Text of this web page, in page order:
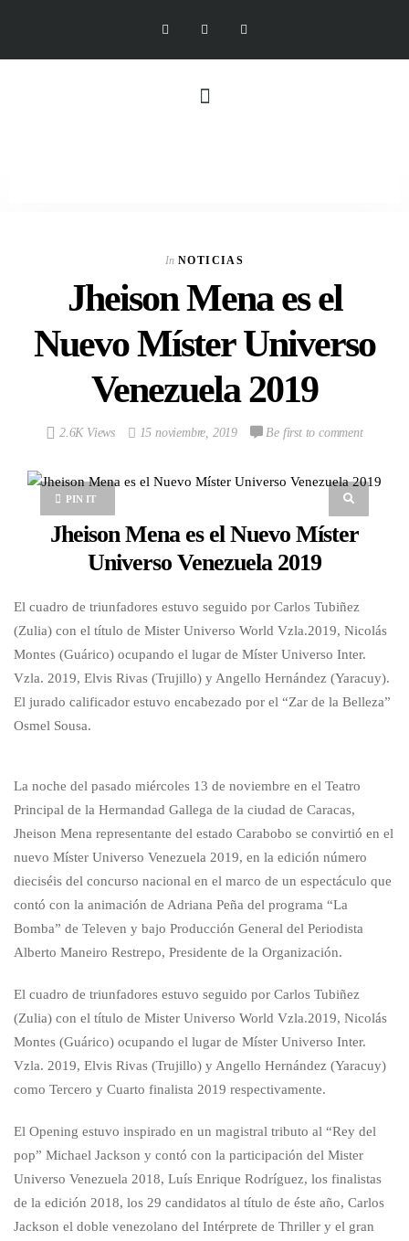
In NOTICIAS
Jheison Mena es el
Nuevo Míster Universo
Venezuela 2019
2.6K Views 15 noviembre, 2019 Be first to comment
PIN IT
Jheison Mena es el Nuevo Míster
Universo Venezuela 2019
El cuadro de triunfadores estuvo seguido por Carlos Tubiñez
(Zulia) con el título de Mister Universo World Vzla.2019, Nicolás
Montes (Guárico) ocupando el lugar de Míster Universo Inter.
Vzla. 2019, Elvis Rivas (Trujillo) y Angello Hernández (Yaracuy).
El jurado calificador estuvo encabezado por el “Zar de la Belleza”
Osmel Sousa.
La noche del pasado miércoles 13 de noviembre en el Teatro
Principal de la Hermandad Gallega de la ciudad de Caracas,
Jheison Mena representante del estado Carabobo se convirtió en el
nuevo Míster Universo Venezuela 2019, en la edición número
dieciséis del concurso nacional en el marco de un espectáculo que
contó con la animación de Adriana Peña del programa “La
Bomba” de Televen y bajo Producción General del Periodista
Alberto Maneiro Restrepo, Presidente de la Organización.
El cuadro de triunfadores estuvo seguido por Carlos Tubiñez
(Zulia) con el título de Mister Universo World Vzla.2019, Nicolás
Montes (Guárico) ocupando el lugar de Míster Universo Inter.
Vzla. 2019, Elvis Rivas (Trujillo) y Angello Hernández (Yaracuy)
como Tercero y Cuarto finalista 2019 respectivamente.
El Opening estuvo inspirado en un magistral tributo al “Rey del
pop” Michael Jackson y contó con la participación del Mister
Universo Venezuela 2018, Luís Enrique Rodríguez, los finalistas
de la edición 2018, los 29 candidatos al título de éste año, Carlos
Jackson el doble venezolano del Intérprete de Thriller y el gran